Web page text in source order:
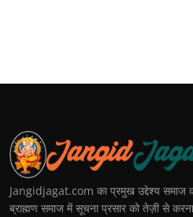
Jangidjagat.com का प्रमुख उद्देश्य समाज
ब्राह्मण समाज में सूचना प्रसार को तेज़ी से